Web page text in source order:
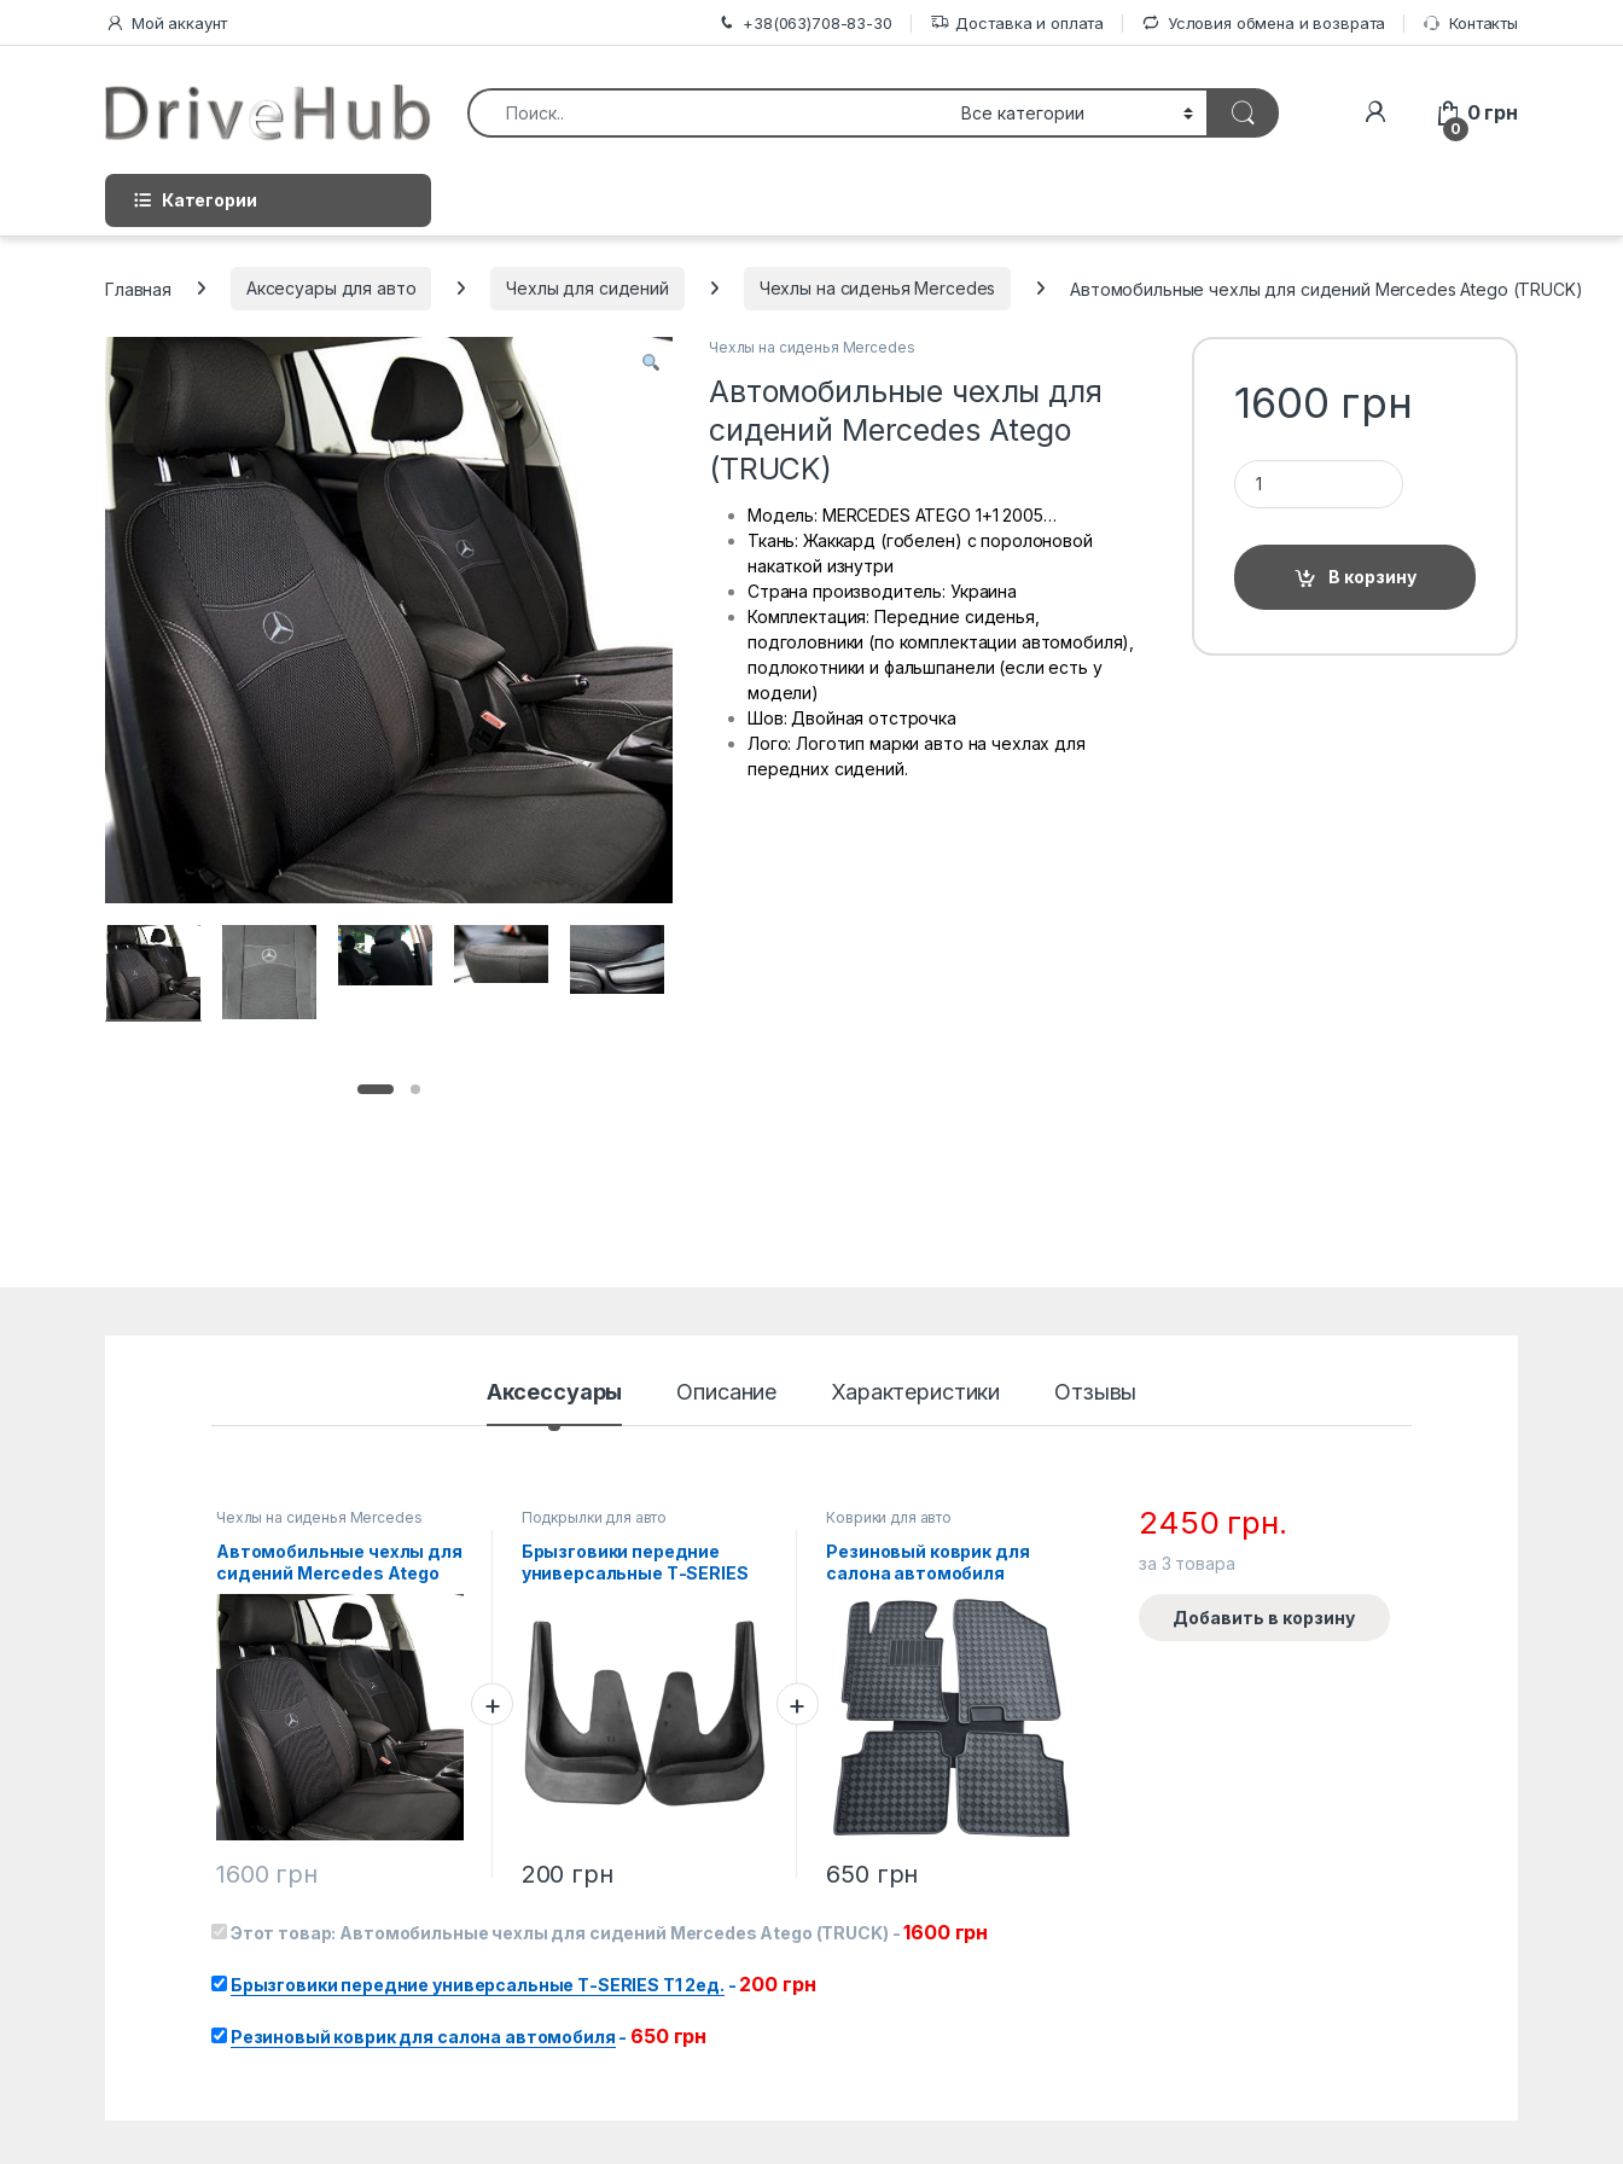
Перейти к навигации
перейти к содержанию
Мой аккаунт +38(063)708-83-30 Доставка и оплата Условия обмена и возврата Контакты
Искать:
0
0 грн
Категории
Главная Аксесуары для авто Чехлы для сидений Чехлы на сиденья Mercedes Автомобильные чехлы для сидений Mercedes Atego (TRUCK)
Чехлы на сиденья Mercedes
Автомобильные чехлы для
сидений Mercedes Atego
(TRUCK)
Модель: MERCEDES ATEGO 1+1 2005…
Ткань: Жаккард (гобелен) с поролоновой
накаткой изнутри
Страна производитель: Украина
Комплектация: Передние сиденья,
подголовники (по комплектации автомобиля),
подлокотники и фальшпанели (если есть у
модели)
Шов: Двойная отстрочка
Лого: Логотип марки авто на чехлах для
передних сидений.
1600 грн
Количество 1ТП1Т
В корзину
Аксессуары Описание Характеристики Отзывы
Чехлы на сиденья Mercedes
Автомобильные чехлы для
сидений Mercedes Atego
(TRUCK)
1600 грн
Подкрылки для авто
Брызговики передние
универсальные Т-SERIES
200 грн
Коврики для авто
Резиновый коврик для
салона автомобиля
650 грн
Этот товар: Автомобильные чехлы для сидений Mercedes Atego (TRUCK) -1600 грн
Брызговики передние универсальные Т-SERIES T1 2ед. - 200 грн
Резиновый коврик для салона автомобиля - 650 грн
2450 грн.
за 3 товара
Добавить в корзину